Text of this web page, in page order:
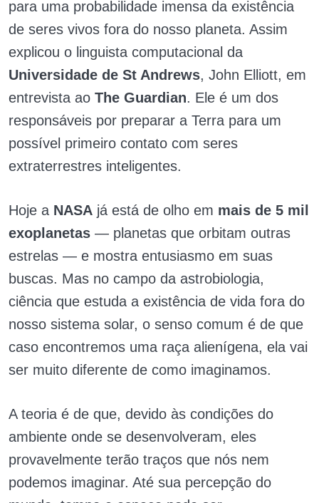
para uma probabilidade imensa da existência
de seres vivos fora do nosso planeta. Assim
explicou o linguista computacional da
Universidade de St Andrews, John Elliott, em
entrevista ao The Guardian. Ele é um dos
responsáveis por preparar a Terra para um
possível primeiro contato com seres
extraterrestres inteligentes.
Hoje a NASA já está de olho em mais de 5 mil
exoplanetas — planetas que orbitam outras
estrelas — e mostra entusiasmo em suas
buscas. Mas no campo da astrobiologia,
ciência que estuda a existência de vida fora do
nosso sistema solar, o senso comum é de que
caso encontremos uma raça alienígena, ela vai
ser muito diferente de como imaginamos.
A teoria é de que, devido às condições do
ambiente onde se desenvolveram, eles
provavelmente terão traços que nós nem
podemos imaginar. Até sua percepção do